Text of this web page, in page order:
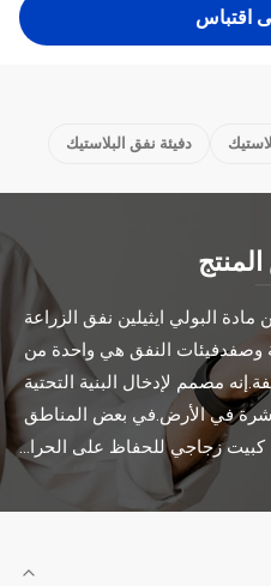
اقتباس
دفيئة نفق البلاستيك
أرخص أشكال الدفيئة وأكثرها تكلفة.إنه مصمم لإدخال البنية التحتية
كبيت زجاجي للحفاظ على الحرا...